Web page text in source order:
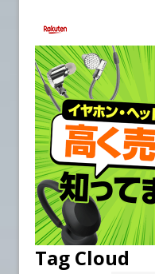
Tag Cloud